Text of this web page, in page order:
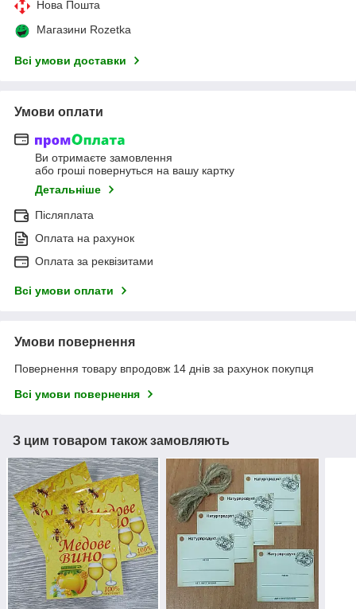
Нова Пошта
Магазини Rozetka
Всі умови доставки
Умови оплати
Ви отримаєте замовлення
або гроші повернуться на вашу картку
Детальніше
Післяплата
Оплата на рахунок
Оплата за реквізитами
Всі умови оплати
Умови повернення
Повернення товару впродовж 14 днів за рахунок покупця
Всі умови повернення
З цим товаром також замовляють